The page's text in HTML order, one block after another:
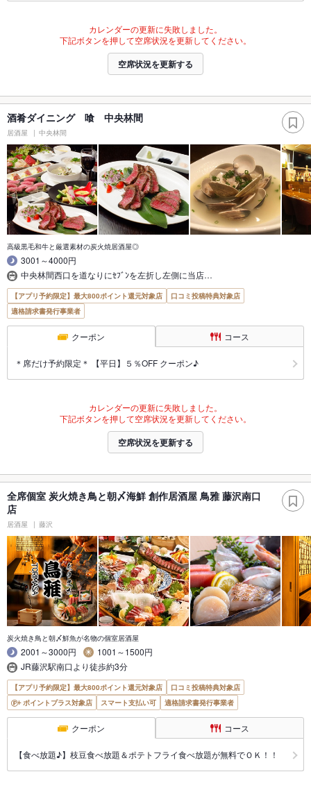
カレンダーの更新に失敗しました。
下記ボタンを押して空席状況を更新してください。
空席状況を更新する
酒肴ダイニング 喰 中央林間
居酒屋 中央林間
高級黒毛和牛と厳選素材の炭火焼居酒屋◎
3001～4000円
中央林間西口を道なりにｾﾌﾞﾝを左折し左側に当店…
【アプリ予約限定】最大800ポイント還元対象店
口コミ投稿特典対象店
適格請求書発行事業者
クーポン コース
＊席だけ予約限定＊ 【平日】５％OFF クーポン♪
カレンダーの更新に失敗しました。
下記ボタンを押して空席状況を更新してください。
空席状況を更新する
全席個室 炭火焼き鳥と朝〆海鮮 創作居酒屋 鳥雅 藤沢南口
店
居酒屋 藤沢
炭火焼き鳥と朝〆鮮魚が名物の個室居酒屋
2001～3000円
1001～1500円
JR藤沢駅南口より徒歩約3分
【アプリ予約限定】最大800ポイント還元対象店
口コミ投稿特典対象店
ポイントプラス対象店
スマート支払い可 適格請求書発行事業者
クーポン コース
【食べ放題♪】枝豆食べ放題＆ポテトフライ食べ放題が無料でＯＫ！！